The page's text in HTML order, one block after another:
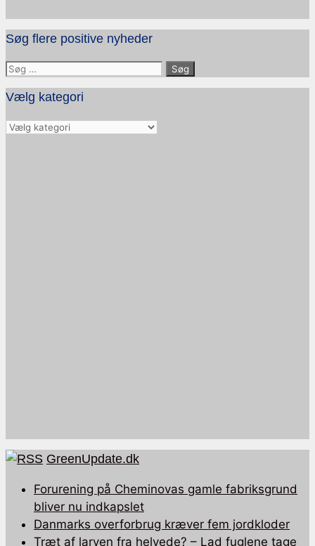
Søg flere positive nyheder
Søg
efter:
Vælg kategori
Vælg
GreenUpdate.dk
Forurening på Cheminovas gamle fabriksgrund
bliver nu indkapslet
Danmarks overforbrug kræver fem jordkloder
Træt af larven fra helvede? – Lad fuglene tage